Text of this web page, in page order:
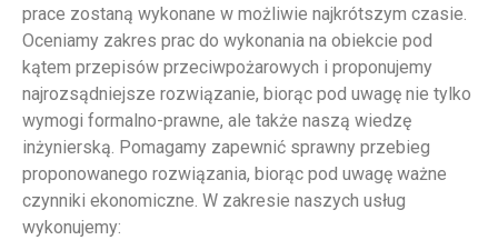
prace zostaną wykonane w możliwie najkrótszym czasie.
Oceniamy zakres prac do wykonania na obiekcie pod
kątem przepisów przeciwpożarowych i proponujemy
najrozsądniejsze rozwiązanie, biorąc pod uwagę nie tylko
wymogi formalno-prawne, ale także naszą wiedzę
inżynierską. Pomagamy zapewnić sprawny przebieg
proponowanego rozwiązania, biorąc pod uwagę ważne
czynniki ekonomiczne. W zakresie naszych usług
wykonujemy: